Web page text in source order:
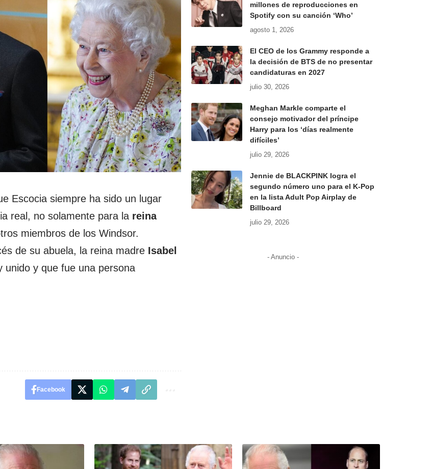
Escocia siempre ha sido un lugar
real, no solamente para la reina
miembros de los Windsor.
de su abuela, la reina madre Isabel
unido y que fue una persona
Facebook
millones de reproducciones en
Spotify con su canción ‘Who’
agosto 1, 2026
El CEO de los Grammy responde a
la decisión de BTS de no presentar
candidaturas en 2027
julio 30, 2026
Meghan Markle comparte el
consejo motivador del príncipe
Harry para los ‘días realmente
difíciles’
julio 29, 2026
Jennie de BLACKPINK logra el
segundo número uno para el K-Pop
en la lista Adult Pop Airplay de
Billboard
julio 29, 2026
- Anuncio -